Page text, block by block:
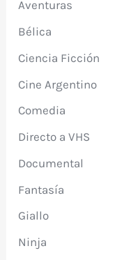
Aventuras
Bélica
Ciencia Ficción
Cine Argentino
Comedia
Directo a VHS
Documental
Fantasía
Giallo
Ninja